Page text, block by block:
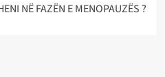
NË FAZËN E MENOPAUZËS ?